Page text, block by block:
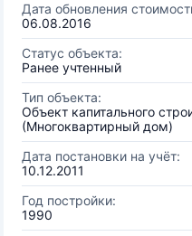
Дата обновления
06.08.2016
Статус объекта:
Ранее учтенный
Тип объекта:
Объект капитального
(Многоквартирный дом)
Дата постановки на учёт:
10.12.2011
Год постройки:
1990